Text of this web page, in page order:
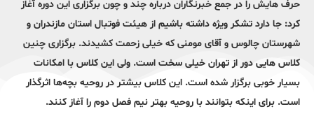
حرف هایش را در جمع خبرنگاران درباره چند و چون برگزاری این دوره آغاز
کرد: جا دارد تشکر ویژه داشته باشیم از هیئت فوتبال استان مازندران و
شهرستان چالوس و آقای مومنی که خیلی زحمت کشیدند. برگزاری چنین
کلاس هایی دور از تهران خیلی سخت است. ولی این کلاس با امکانات
بسیار خوبی برگزار شده است. این کلاس بیشتر در روحیه بچه‌ها اثرگذار
است. برای اینکه بتوانند با روحیه بهتر نیم فصل دوم را آغاز کنند.